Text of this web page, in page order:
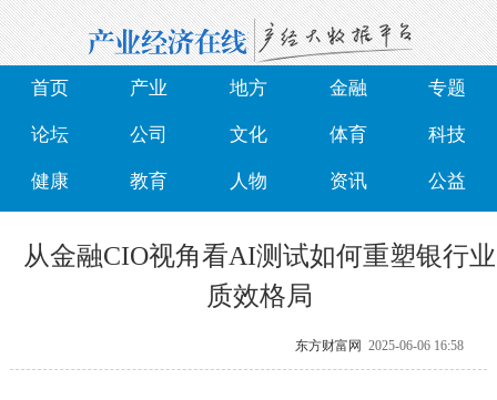
首页 产业 地方 金融 专题
论坛 公司 文化 体育 科技
健康 教育 人物 资讯 公益
从金融CIO视角看AI测试如何重塑银行业
质效格局
东方财富网 2025-06-06 16:58